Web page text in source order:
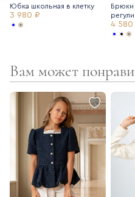
Юбка школьная в клетку
3 980 ₽
Брюки
4 580
Вам может